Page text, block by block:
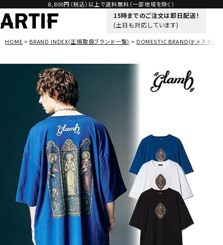
8,800円（税込）以上で送料無料（一部地域を除く）
15時までのご注文は即日配送！
(土日も対応しています)
HOME BRAND INDEX(正規取扱ブランド一覧) DOMESTIC BRAND(ドメスティッ